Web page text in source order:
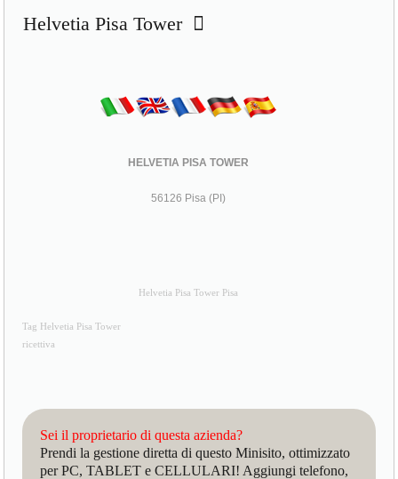
Helvetia Pisa Tower
HELVETIA PISA TOWER
56126 Pisa (PI)
Helvetia Pisa Tower Pisa
Tag Helvetia Pisa Tower
ricettiva
Sei il proprietario di questa azienda?
Prendi la gestione diretta di questo Minisito, ottimizzato
per PC, TABLET e CELLULARI! Aggiungi telefono,